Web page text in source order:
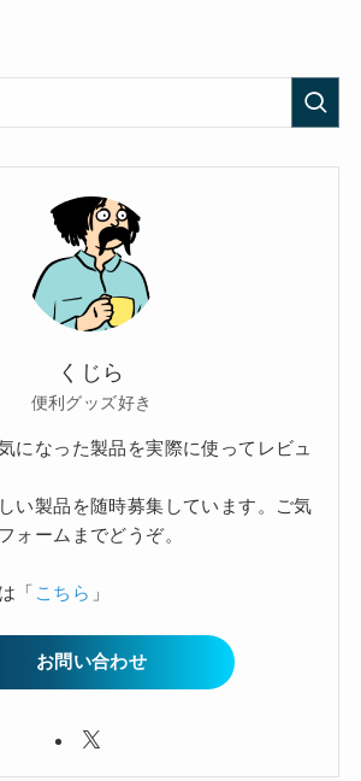
くじら
便利グッズ好き
になった製品を実際に使ってレビュ
い製品を随時募集しています。ご気
ォームまでどうぞ。
「 こちら 」
お問い合わせ